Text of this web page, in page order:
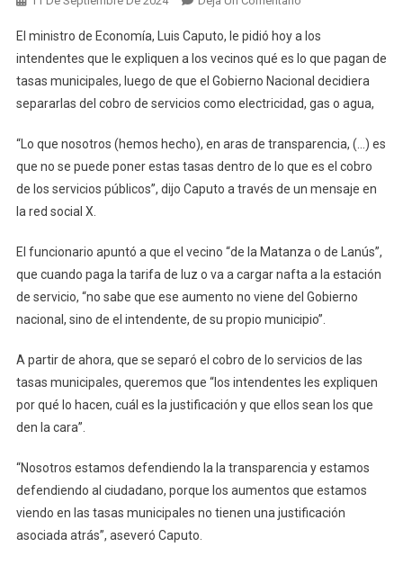
Le
Pidió
A
Los
Que
Expliquen
Qué
A
Vecinos
El ministro de Economía, Luis Caputo, le pidió hoy a los
intendentes que le expliquen a los vecinos qué es lo que pagan de
tasas municipales, luego de que el Gobierno Nacional decidiera
separarlas del cobro de servicios como electricidad, gas o agua,
“Lo que nosotros (hemos hecho), en aras de transparencia, (…) es
que no se puede poner estas tasas dentro de lo que es el cobro
de los servicios públicos”, dijo Caputo a través de un mensaje en
la red social X.
El funcionario apuntó a que el vecino “de la Matanza o de Lanús”,
que cuando paga la tarifa de luz o va a cargar nafta a la estación
de servicio, “no sabe que ese aumento no viene del Gobierno
nacional, sino de el intendente, de su propio municipio”.
A partir de ahora, que se separó el cobro de lo servicios de las
tasas municipales, queremos que “los intendentes les expliquen
por qué lo hacen, cuál es la justificación y que ellos sean los que
den la cara”.
“Nosotros estamos defendiendo la la transparencia y estamos
defendiendo al ciudadano, porque los aumentos que estamos
viendo en las tasas municipales no tienen una justificación
asociada atrás”, aseveró Caputo.